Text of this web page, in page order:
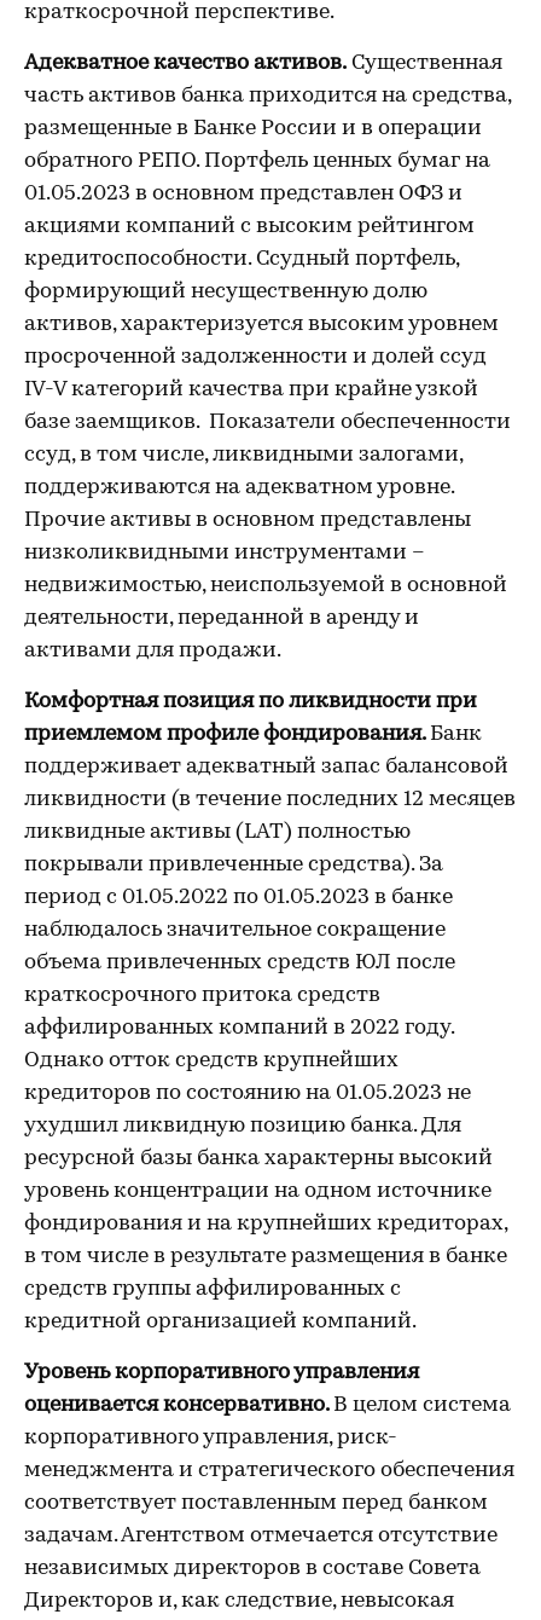
краткосрочной перспективе.
Адекватное качество активов. Существенная
часть активов банка приходится на средства,
размещенные в Банке России и в операции
обратного РЕПО. Портфель ценных бумаг на
01.05.2023 в основном представлен ОФЗ и
акциями компаний с высоким рейтингом
кредитоспособности. Ссудный портфель,
формирующий несущественную долю
активов, характеризуется высоким уровнем
просроченной задолженности и долей ссуд
IV-V категорий качества при крайне узкой
базе заемщиков. Показатели обеспеченности
ссуд, в том числе, ликвидными залогами,
поддерживаются на адекватном уровне.
Прочие активы в основном представлены
низколиквидными инструментами –
недвижимостью, неиспользуемой в основной
деятельности, переданной в аренду и
активами для продажи.
Комфортная позиция по ликвидности при
приемлемом профиле фондирования. Банк
поддерживает адекватный запас балансовой
ликвидности (в течение последних 12 месяцев
ликвидные активы (LAT) полностью
покрывали привлеченные средства). За
период с 01.05.2022 по 01.05.2023 в банке
наблюдалось значительное сокращение
объема привлеченных средств ЮЛ после
краткосрочного притока средств
аффилированных компаний в 2022 году.
Однако отток средств крупнейших
кредиторов по состоянию на 01.05.2023 не
ухудшил ликвидную позицию банка. Для
ресурсной базы банка характерны высокий
уровень концентрации на одном источнике
фондирования и на крупнейших кредиторах,
в том числе в результате размещения в банке
средств группы аффилированных с
кредитной организацией компаний.
Уровень корпоративного управления
оценивается консервативно. В целом система
корпоративного управления, риск-
менеджмента и стратегического обеспечения
соответствует поставленным перед банком
задачам. Агентством отмечается отсутствие
независимых директоров в составе Совета
Директоров и, как следствие, невысокая